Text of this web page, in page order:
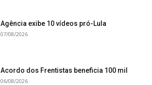
Agência exibe 10 vídeos pró-Lula
07/08/2026
Acordo dos Frentistas beneficia 100 mil
06/08/2026